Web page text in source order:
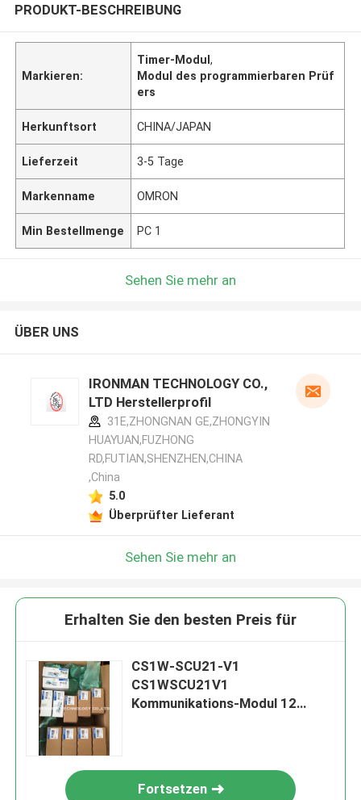
PRODUKT-BESCHREIBUNG
Markieren:
Timer-Modul,
Modul des programmierbaren Prüf
ers
Herkunftsort CHINA/JAPAN
Lieferzeit 3-5 Tage
Markenname OMRON
Min Bestellmenge PC 1
Sehen Sie mehr an
ÜBER UNS
IRONMAN TECHNOLOGY CO.,
LTD Herstellerprofil
31E,ZHONGNAN GE,ZHONGYIN
HUAYUAN,FUZHONG
RD,FUTIAN,SHENZHEN,CHINA
,China
5.0
Überprüfter Lieferant
Sehen Sie mehr an
Erhalten Sie den besten Preis für
CS1W-SCU21-V1
CS1WSCU21V1
Kommunikations-Modul 12
Fortsetzen